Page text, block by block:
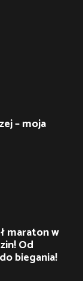
– moja
maraton w
Od
biegania!